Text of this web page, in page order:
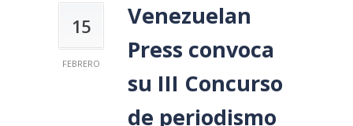
15
FEBRERO
Venezuelan
Press convoca
su III Concurso
de periodismo